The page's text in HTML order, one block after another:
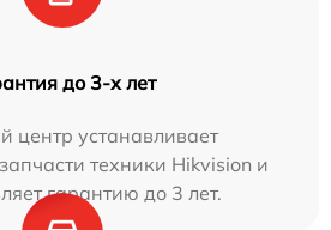
до 3-х лет
центр устанавливает
техники Hikvision и
гарантию до 3 лет.